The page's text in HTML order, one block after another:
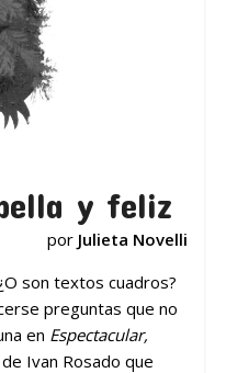
y feliz
por Julieta Novelli
son textos cuadros?
preguntas que no
en Espectacular,
Ivan Rosado que